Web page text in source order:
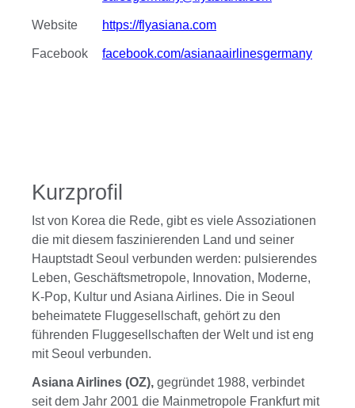
Website https://flyasiana.com
Facebook facebook.com/asianaairlinesgermany
Kurzprofil
Ist von Korea die Rede, gibt es viele Assoziationen
die mit diesem faszinierenden Land und seiner
Hauptstadt Seoul verbunden werden: pulsierendes
Leben, Geschäftsmetropole, Innovation, Moderne,
K-Pop, Kultur und Asiana Airlines. Die in Seoul
beheimatete Fluggesellschaft, gehört zu den
führenden Fluggesellschaften der Welt und ist eng
mit Seoul verbunden.
Asiana Airlines (OZ), gegründet 1988, verbindet
seit dem Jahr 2001 die Mainmetropole Frankfurt mit